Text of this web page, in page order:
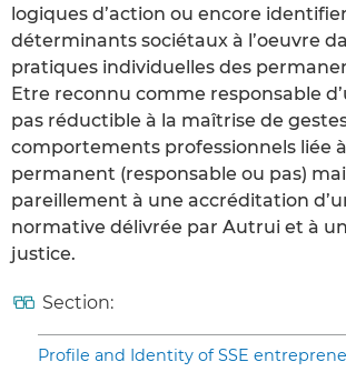
logiques d’action ou encore
déterminants sociétaux à l’oeuvre
pratiques individuelles des
Etre reconnu comme responsable
pas réductible à la maîtrise de
comportements professionnels liée
permanent (responsable ou pas)
pareillement à une accréditation
normative délivrée par Autrui et à
justice.
Section:
Profile and Identity of SSE